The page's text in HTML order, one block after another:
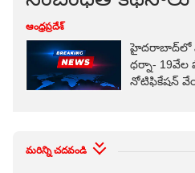
ఆంధ్రప్రదేశ్
హైదరాబాద్‌లో
ధర్నా-
నోటిఫికేషన్
మరిన్ని చదవండి